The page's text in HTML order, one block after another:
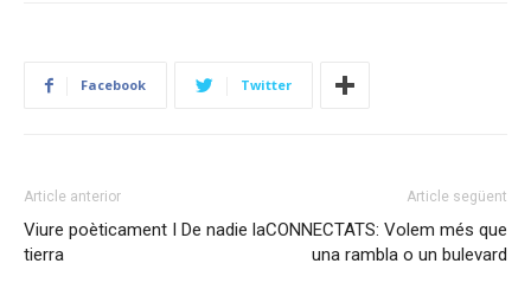
Facebook Twitter
Article anterior
Viure poèticament I De nadie la
tierra
Article següent
CONNECTATS: Volem més que
una rambla o un bulevard